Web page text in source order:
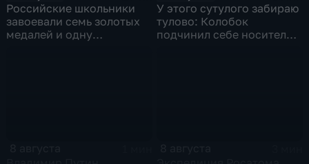
Российские школьники
завоевали семь золотых
медалей и одну
У этого сутулого забираю
тулово: Колобок
подчинил себе носителя в